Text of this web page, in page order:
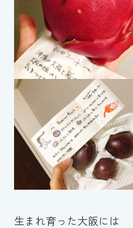
生まれ育った大阪には